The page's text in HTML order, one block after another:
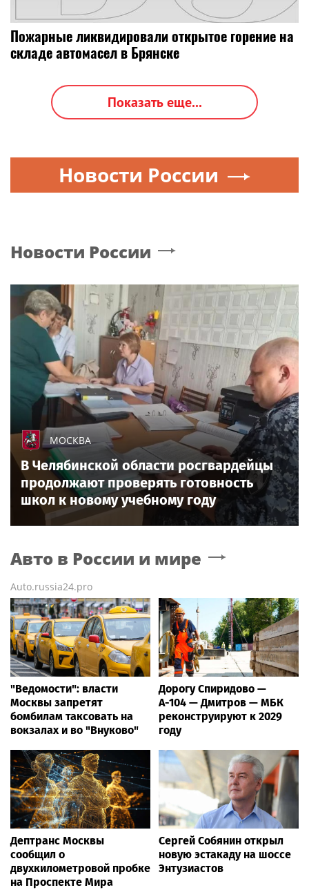
Пожарные ликвидировали открытое горение на
складе автомасел в Брянске
Показать еще...
Новости России
Новости России
МОСКВА
В Челябинской области росгвардейцы
продолжают проверять готовность
школ к новому учебному году
Авто в России и мире
Auto.russia24.pro
"Ведомости": власти
Москвы запретят
бомбилам таксовать на
вокзалах и во "Внуково"
Дорогу Спиридово —
А-104 — Дмитров — МБК
реконструируют к 2029
году
Дептранс Москвы
сообщил о
двухкилометровой пробке
на Проспекте Мира
Сергей Собянин открыл
новую эстакаду на шоссе
Энтузиастов